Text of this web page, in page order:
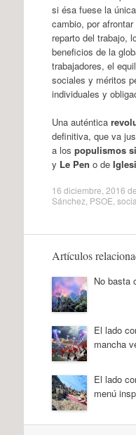
si ésa fuese la
cambio, por
reparto del trabajo,
beneficios de la
trabajadores, el
sociales y méritos
individuales y
Una auténtica
definitiva, que va
a los populismos
y Le Pen o de
16 diciembre, 2016 de
Sánchez, PSOE
Artículos
No basta
El lado
mancha
El lado
menú